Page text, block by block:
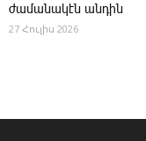
ժամանակէն անդին
27 Հուլիս 2026